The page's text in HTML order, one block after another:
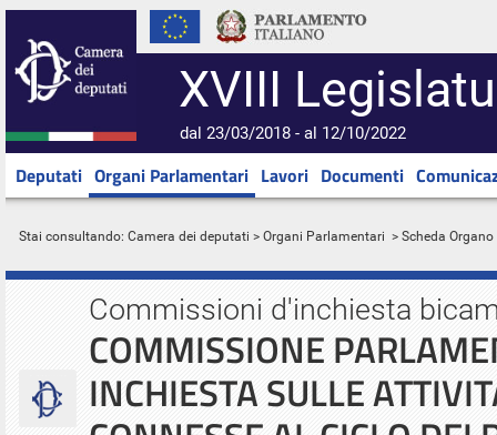
XVIII
dal 23/03/2018 - al 12/10/2022
Deputati Organi Parlamentari Lavori Documenti
Stai consultando: Camera dei deputati > Organi Parlamentari > Scheda Organo
Commissioni d'inchiesta
COMMISSIONE
INCHIESTA SULLE